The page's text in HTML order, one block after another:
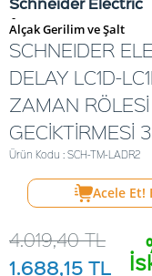
-
Alçak Gerilim ve Şalt
SCHNEIDER
DELAY LC1D-
ZAMAN
GECİKTİRMESİ
Ürün Kodu : SCH-TM-LADR2
Acele Et!
4.019,40TL
1.688,15 TL